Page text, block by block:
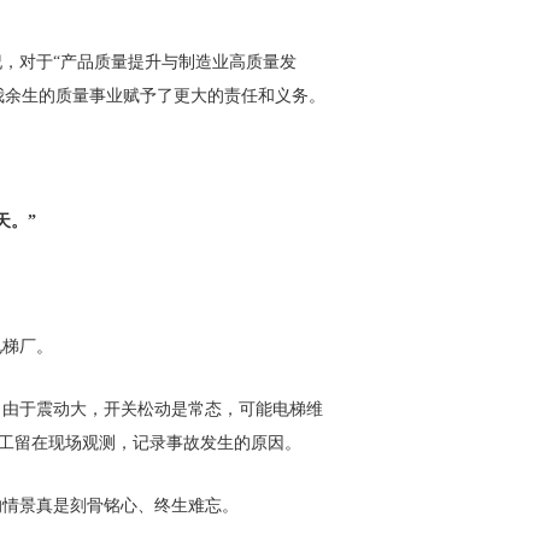
对于“产品质量提升与制造业高质量发
生的质量事业赋予了更大的责任和义务。
。”
厂。
于震动大，开关松动是常态，可能电梯维
在现场观测，记录事故发生的原因。
景真是刻骨铭心、终生难忘。